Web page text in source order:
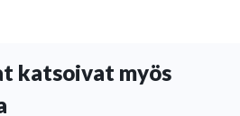
katsoivat myös